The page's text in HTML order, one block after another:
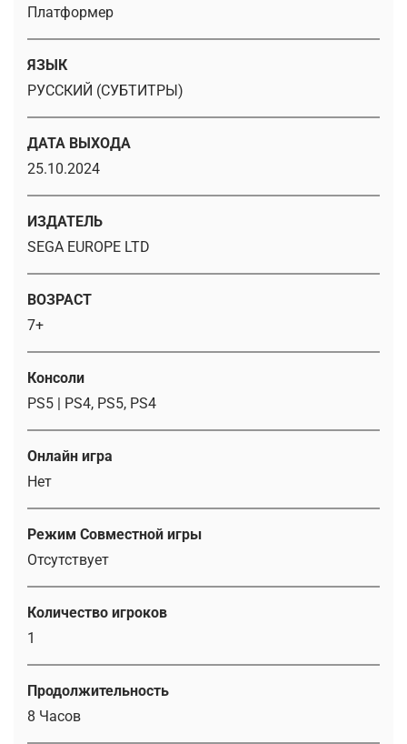
Платформер
ЯЗЫК
РУССКИЙ (СУБТИТРЫ)
ДАТА ВЫХОДА
25.10.2024
ИЗДАТЕЛЬ
SEGA EUROPE LTD
ВОЗРАСТ
7+
Консоли
PS5 | PS4, PS5, PS4
Онлайн игра
Нет
Режим Совместной игры
Отсутствует
Количество игроков
1
Продолжительность
8 Часов